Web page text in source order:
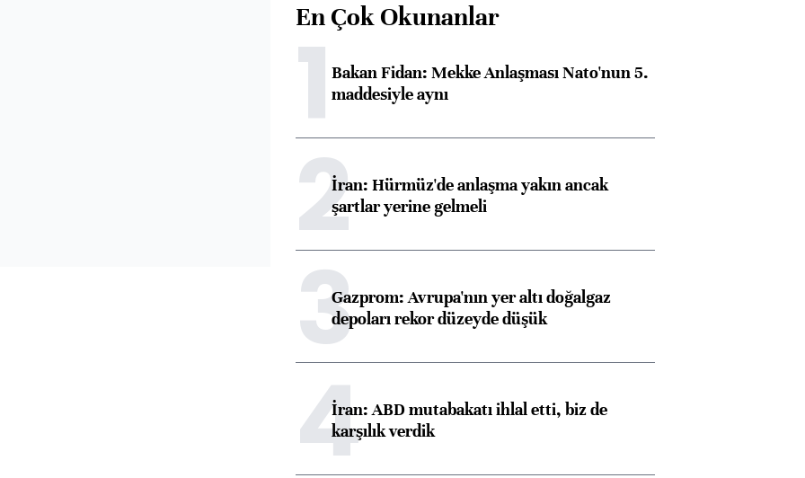
En Çok Okunanlar
1Bakan Fidan: Mekke Anlaşması Nato'nun 5.
maddesiyle aynı
2İran: Hürmüz'de anlaşma yakın ancak
şartlar yerine gelmeli
3Gazprom: Avrupa'nın yer altı doğalgaz
depoları rekor düzeyde düşük
4İran: ABD mutabakatı ihlal etti, biz de
karşılık verdik